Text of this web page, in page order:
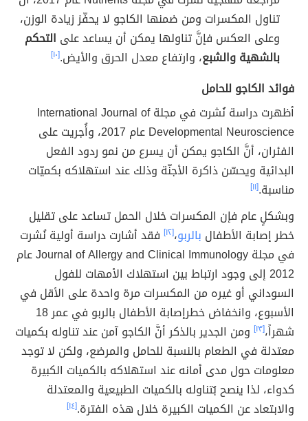
تناول المكسرات ومن ضمنها الكاجو لا يحفّز زيادة الوزن،
وعلى العكس فإنَّ تناولها يمكن أن يساعد على التحكم
بالشهية والشبع، وارتفاع معدل الحرق والأيض.[١٠]
فوائد الكاجو للحامل
أظهرت دراسة نُشرت في مجلة International Journal of
Developmental Neuroscience عام 2017، وأُجريت على
الفئران، أنَّ الكاجو يمكن أن يسرع من نمو ردود الفعل
البدائية ويحسّن ذاكرة الأجنّة وذلك عند استهلاكه بكميّات
مناسبة.[١١]
وبشكلٍ عام فإن المكسرات خلال الحمل تساعد على تقليل
خطر إصابة الأطفال بالربو،[١٢]
فقد أشارت دراسة أولية نُشرت
في مجلة Journal of Allergy and Clinical Immunology عام
2012 إلى وجود ارتباط بين استهلاك الأمهات للفول
السوداني أو غيره من المكسرات مرة واحدة على الأقل في
الأسبوع، وانخفاض خطرإصابة الأطفال بالربو في عمر 18
شهراً،[١٣]
ومن الجدير بالذكر أنَّ الكاجو آمن عند تناوله بكميات
معتدلة في الطعام بالنسبة للحامل والمرضع، ولكن لا توجد
معلومات حول مدى أمانه عند استهلاكه بالكميات الكبيرة
كدواء، لذا ينصح بُتناوله بالكميات الطبيعية والمعتدلة
والابتعاد عن الكميات الكبيرة خلال هذه الفترة.[١٤]